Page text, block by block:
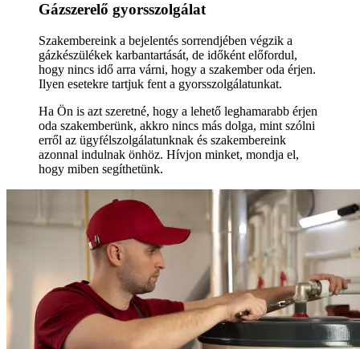
Gázszerelő gyorsszolgálat
Szakembereink a bejelentés sorrendjében végzik a
gázkészülékek karbantartását, de időként előfordul,
hogy nincs idő arra várni, hogy a szakember oda érjen.
Ilyen esetekre tartjuk fent a gyorsszolgálatunkat.
Ha Ön is azt szeretné, hogy a lehető leghamarabb érjen
oda szakemberünk, akkro nincs más dolga, mint szólni
erről az ügyfélszolgálatunknak és szakembereink
azonnal indulnak önhöz. Hívjon minket, mondja el,
hogy miben segíthetünk.